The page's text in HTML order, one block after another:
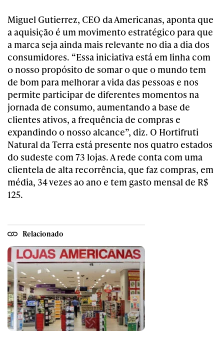
Miguel Gutierrez, CEO da Americanas, aponta que
a aquisição é um movimento estratégico para que
a marca seja ainda mais relevante no dia a dia dos
consumidores. “Essa iniciativa está em linha com
o nosso propósito de somar o que o mundo tem
de bom para melhorar a vida das pessoas e nos
permite participar de diferentes momentos na
jornada de consumo, aumentando a base de
clientes ativos, a frequência de compras e
expandindo o nosso alcance”, diz. O Hortifruti
Natural da Terra está presente nos quatro estados
do sudeste com 73 lojas. A rede conta com uma
clientela de alta recorrência, que faz compras, em
média, 34 vezes ao ano e tem gasto mensal de R$
125.
Relacionado